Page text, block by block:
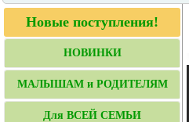
Новые поступления!
НОВИНКИ
МАЛЫШАМ и РОДИТЕЛЯМ
Для ВСЕЙ СЕМЬИ